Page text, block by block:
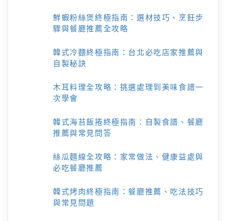
鮮蝦粉絲煲終極指南：選材技巧、烹飪步
驟與餐廳推薦全攻略
韓式冷麵終極指南：台北必吃店家推薦與
自製秘訣
木耳料理全攻略：挑選處理到美味食譜一
次學會
韓式海苔飯捲終極指南：自製食譜、餐廳
推薦與常見問答
絲瓜麵線全攻略：家常做法、健康益處與
必吃餐廳推薦
韓式烤肉終極指南：餐廳推薦、吃法技巧
與常見問題